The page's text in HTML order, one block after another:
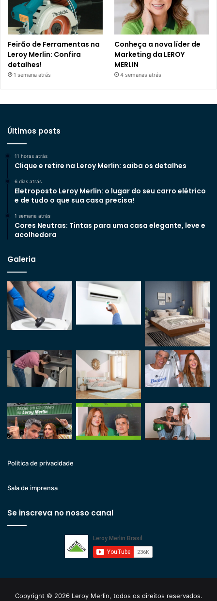
Feirão de Ferramentas na
Leroy Merlin: Confira
detalhes!
1 semana atrás
Conheça a nova líder de
Marketing da LEROY
MERLIN
4 semanas atrás
Últimos posts
11 horas atrás
Clique e retire na Leroy Merlin: saiba os detalhes
6 dias atrás
Eletroposto Leroy Merlin: o lugar do seu carro elétrico
e de tudo o que sua casa precisa!
1 semana atrás
Cores Neutras: Tintas para uma casa elegante, leve e
acolhedora
Galeria
Politica de privacidade
Sala de imprensa
Se inscreva no nosso canal
Copyright © 2026 Leroy Merlin, todos os direitos reservados.